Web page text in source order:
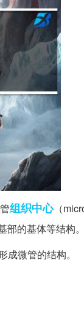
组织中心（
的基体等结构。
微管的结构。